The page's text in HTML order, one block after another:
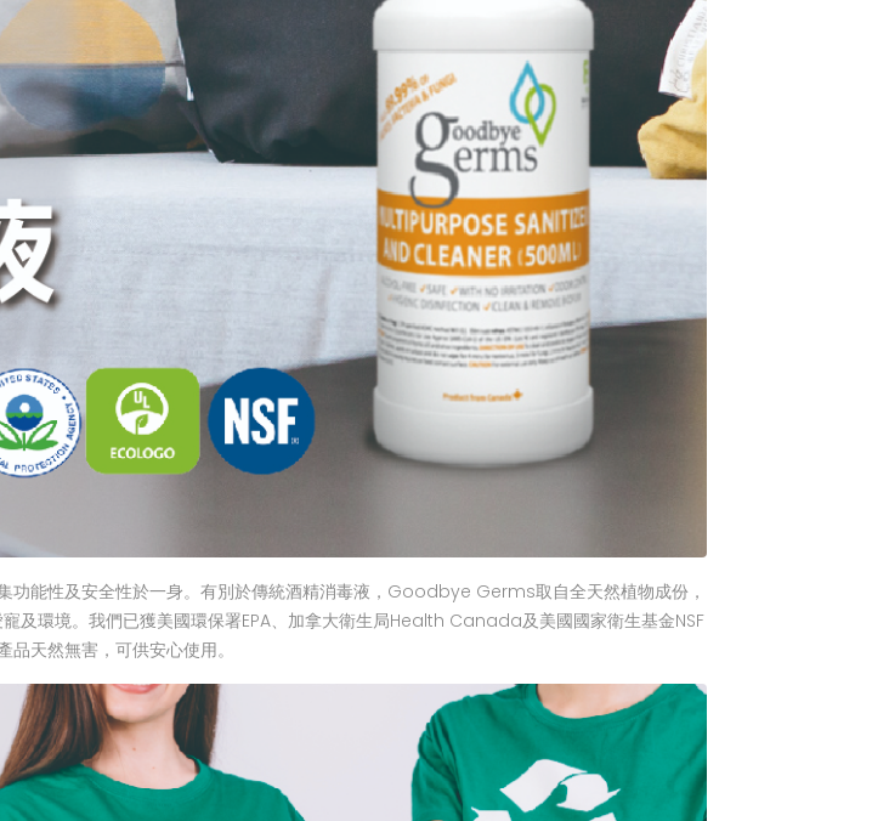
能性及安全性於一身。有別於傳統酒精消毒液，Goodbye Germs取自全天然植物成份，
及環境。我們已獲美國環保署EPA、加拿大衛生局Health Canada及美國國家衛生基金NSF
品天然無害，可供安心使用。